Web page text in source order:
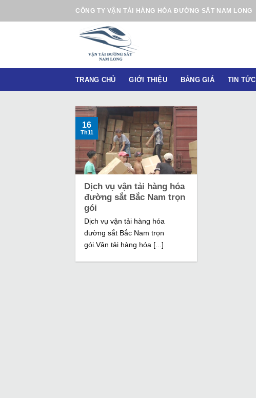
n
CÔNG TY VẬN TẢI HÀNG HÓA ĐƯỜNG SẮT NAM LONG
TRANG CHỦ GIỚI THIỆU BẢNG GIÁ TIN TỨC
Dịch vụ vận tải hàng hóa
đường sắt Bắc Nam trọn
gói
Dịch vụ vận tải hàng hóa
đường sắt Bắc Nam trọn
gói.Vận tải hàng hóa [...]
16
Th11